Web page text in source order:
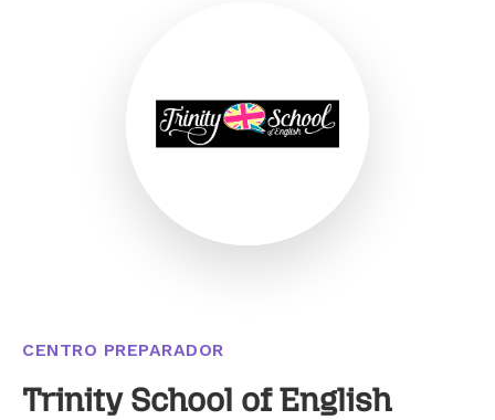
CENTRO PREPARADOR
Trinity School of English